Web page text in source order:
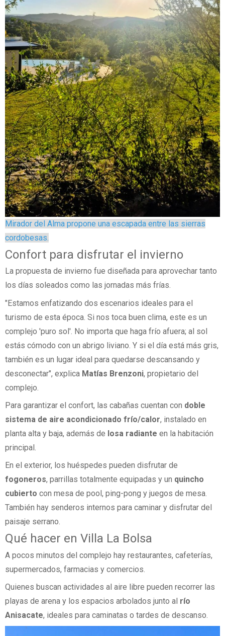
Mirador del Alma propone una escapada entre las sierras
cordobesas.
Confort para disfrutar el invierno
La propuesta de invierno fue diseñada para aprovechar tanto
los días soleados como las jornadas más frías.
"Estamos enfatizando dos escenarios ideales para el
turismo de esta época. Si nos toca buen clima, este es un
complejo 'puro sol'. No importa que haga frío afuera; al sol
estás cómodo con un abrigo liviano. Y si el día está más gris,
también es un lugar ideal para quedarse descansando y
desconectar", explica Matías Brenzoni, propietario del
complejo.
Para garantizar el confort, las cabañas cuentan con doble
sistema de aire acondicionado frío/calor, instalado en
planta alta y baja, además de losa radiante en la habitación
principal.
En el exterior, los huéspedes pueden disfrutar de
fogoneros, parrillas totalmente equipadas y un quincho
cubierto con mesa de pool, ping-pong y juegos de mesa.
También hay senderos internos para caminar y disfrutar del
paisaje serrano.
Qué hacer en Villa La Bolsa
A pocos minutos del complejo hay restaurantes, cafeterías,
supermercados, farmacias y comercios.
Quienes buscan actividades al aire libre pueden recorrer las
playas de arena y los espacios arbolados junto al río
Anisacate, ideales para caminatas o tardes de descanso.